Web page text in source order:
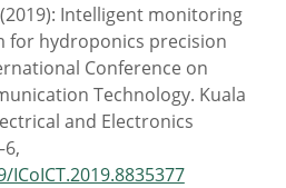
Intelligent monitoring
for hydroponics precision
Conference on
Technology. Kuala
and Electronics